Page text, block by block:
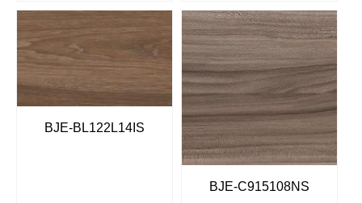
BJE-BL122L14IS
BJE-C915108NS